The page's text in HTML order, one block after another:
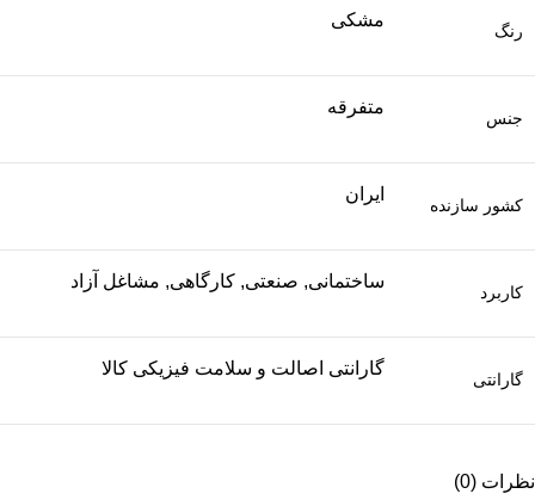
رنگ
مشکی
جنس
متفرقه
کشور سازنده
ایران
کاربرد
ساختمانی, صنعتی, کارگاهی, مشاغل آزاد
گارانتی
گارانتی اصالت و سلامت فیزیکی کالا
نظرات (0)